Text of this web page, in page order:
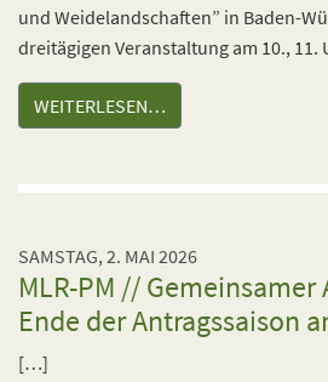
und Weidelandschaften” in Baden-
dreitägigen Veranstaltung am 10.,
WEITERLESEN…
SAMSTAG, 2. MAI 2026
MLR-PM // Gemeinsamer
Ende der Antragssaison
[…]